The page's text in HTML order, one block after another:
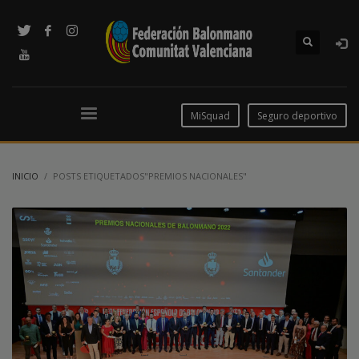
MiSquad Seguro deportivo
INICIO POSTS ETIQUETADOS"PREMIOS NACIONALES"